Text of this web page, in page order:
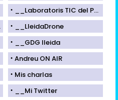
__Laboratoris TIC del Parc Científic de Lleida
__LleidaDrone
__GDG lleida
Andreu ON AIR
Mis charlas
__Mi Twitter